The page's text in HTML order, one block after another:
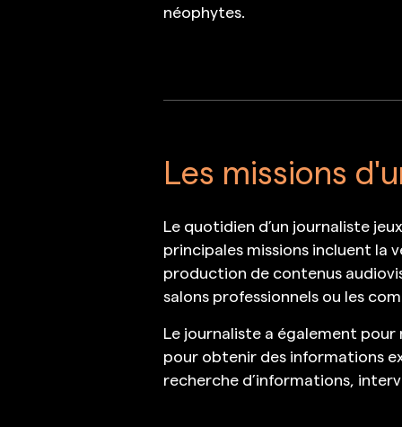
néophytes.
Les missions
Le quotidien d’un journaliste
principales missions incluent la
production de contenus
salons professionnels ou les
Le journaliste a également
pour obtenir des informations
recherche d’informations,